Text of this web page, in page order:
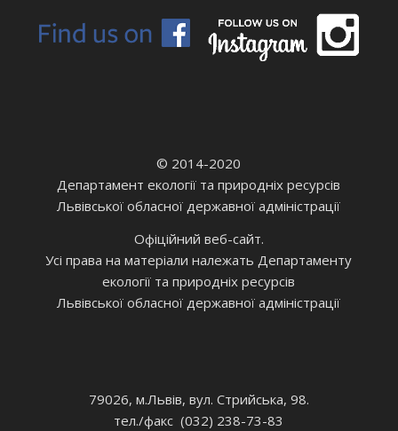
© 2014-2020
Департамент екології та природніх ресурсів
Львівської обласної державної адміністрації
Офіційний веб-сайт.
Усі права на матеріали належать Департаменту
екології та природніх ресурсів
Львівської обласної державної адміністрації
79026, м.Львів, вул. Стрийська, 98.
тел./факс (032) 238-73-83